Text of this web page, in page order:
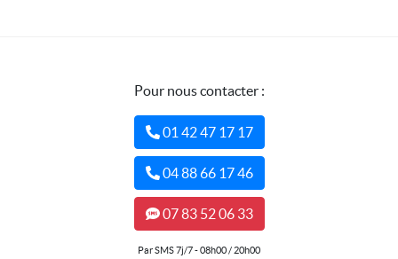
Pour nous contacter :
01 42 47 17 17
04 88 66 17 46
07 83 52 06 33
Par SMS 7j/7 - 08h00 / 20h00